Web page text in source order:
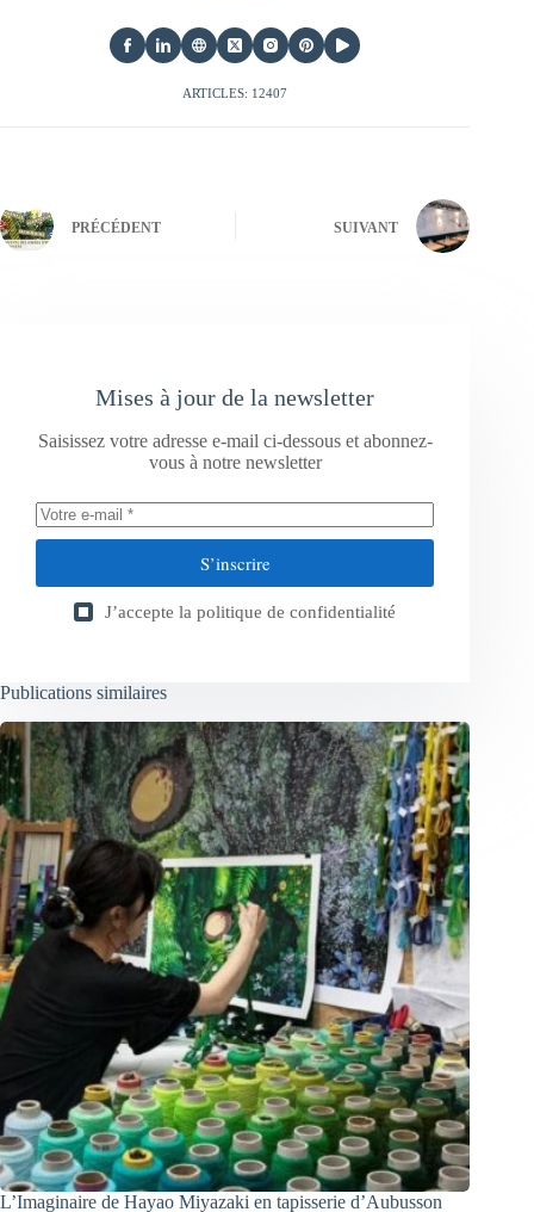
ARTICLES: 12407
PRÉCÉDENT SUIVANT
Mises à jour de la newsletter
Saisissez votre adresse e-mail ci-dessous et abonnez-
vous à notre newsletter
S’inscrire
J’accepte la politique de confidentialité
Publications similaires
L’Imaginaire de Hayao Miyazaki en tapisserie d’Aubusson